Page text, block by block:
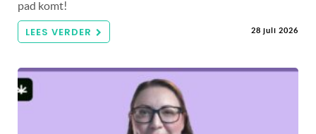
pad komt!
LEES VERDER 28 juli 2026